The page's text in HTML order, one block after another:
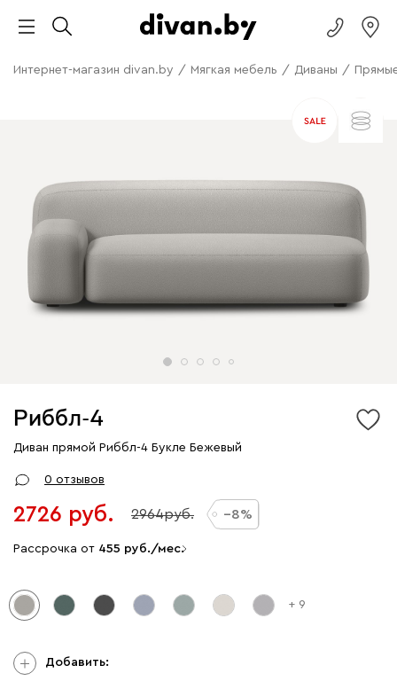
Интернет-магазин divan.by / Мягкая мебель / Диваны /
Риббл-4
Диван прямой Риббл-4 Букле Бежевый
0 отзывов
2726 2964 8
Рассрочка от 455 /мес.
+ 9
Добавить: